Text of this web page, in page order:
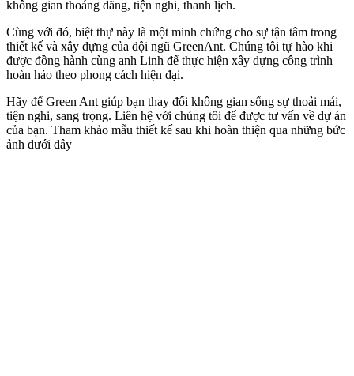
không gian thoáng đãng, tiện nghi, thanh lịch.
Cùng với đó, biệt thự này là một minh chứng cho sự tận tâm trong
thiết kế và xây dựng của đội ngũ GreenAnt. Chúng tôi tự hào khi
được đồng hành cùng anh Linh để thực hiện xây dựng công trình
hoàn hảo theo phong cách hiện đại.
Hãy để Green Ant giúp bạn thay đổi không gian sống sự thoải mái,
tiện nghi, sang trọng. Liên hệ với chúng tôi để được tư vấn về dự án
của bạn. Tham khảo mẫu thiết kế sau khi hoàn thiện qua những bức
ảnh dưới đây